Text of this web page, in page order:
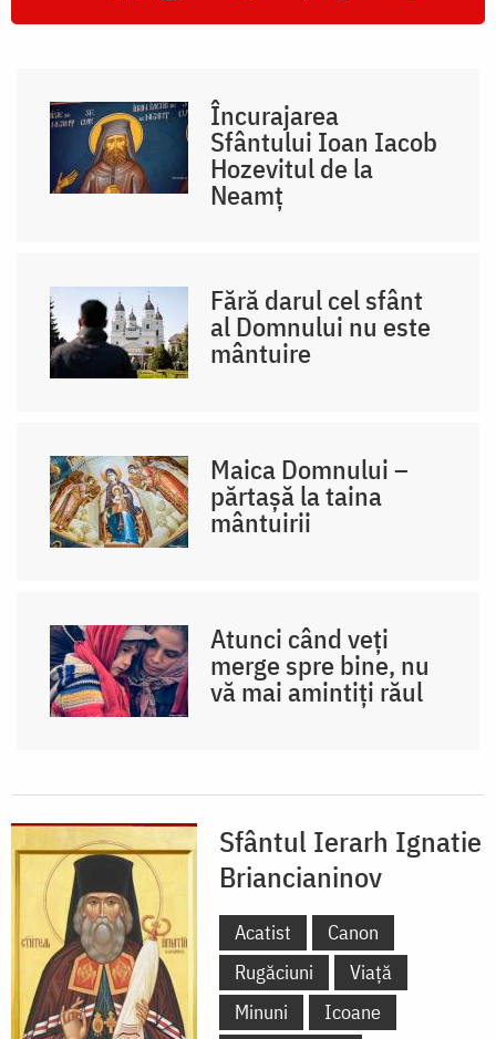
Încurajarea
Sfântului Ioan Iacob
Hozevitul de la
Neamț
Fără darul cel sfânt
al Domnului nu este
mântuire
Maica Domnului –
părtașă la taina
mântuirii
Atunci când veți
merge spre bine, nu
vă mai amintiți răul
Sfântul Ierarh Ignatie
Briancianinov
Acatist
Canon
Rugăciuni
Viață
Minuni
Icoane